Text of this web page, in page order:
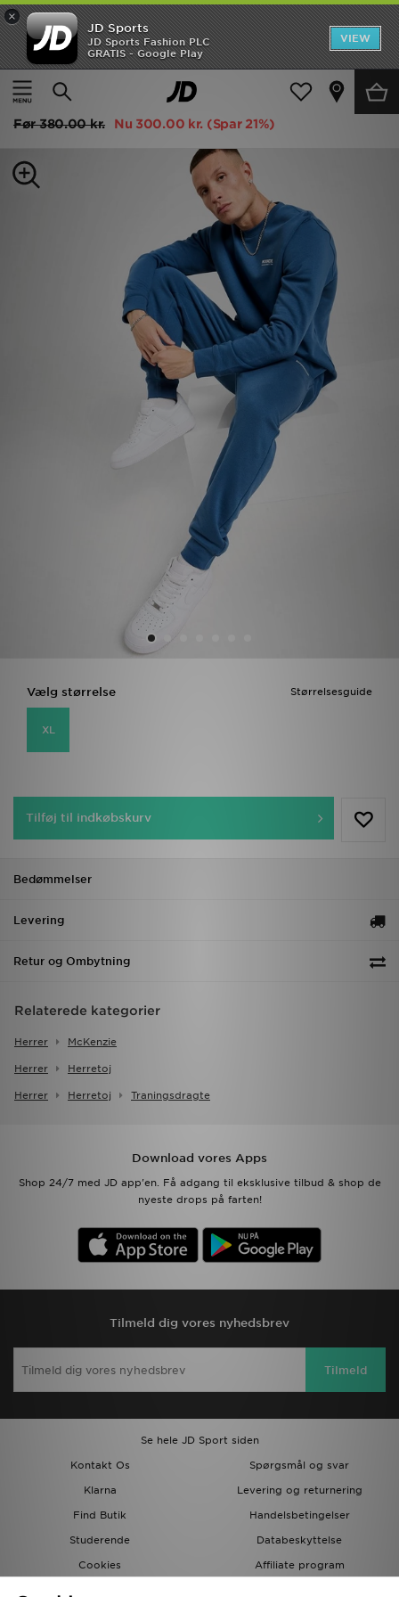
×
JD Sports
JD Sports Fashion PLC
GRATIS - Google Play
VIEW
Hjem
Herrer Herretøj Træningsdragte
McKenzie Essential Crew Tracksuit
Før380.00 kr. Nu 300.00 kr. (Spar 21%)
Størrelsesguide
Vælg størrelse
XL
Tilføj til indkøbskurv
Bedømmelser
Levering
Retur og Ombytning
Relaterede kategorier
Herrer McKenzie
Herrer Herretoj
Herrer Herretoj Traningsdragte
Download vores Apps
Shop 24/7 med JD app'en. Få adgang til eksklusive tilbud & shop de
nyeste drops på farten!
Tilmeld dig vores nyhedsbrev
Tilmeld
Se hele JD Sport siden
Kontakt Os
Spørgsmål og svar
Klarna
Levering og returnering
Find Butik
Handelsbetingelser
Studerende
Databeskyttelse
Cookies
Affiliate program
Hjem
Udsalg
Damer